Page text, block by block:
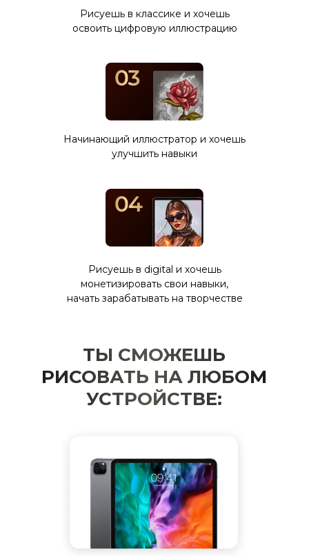
Начинающий иллюстратор и хочешь
улучшить навыки
Рисуешь в классике и хочешь
освоить цифровую иллюстрацию
Рисуешь в digital и хочешь
монетизировать свои навыки,
начать зарабатывать на творчестве
ТЫ СМОЖЕШЬ
РИСОВАТЬ НА ЛЮБОМ
УСТРОЙСТВЕ: